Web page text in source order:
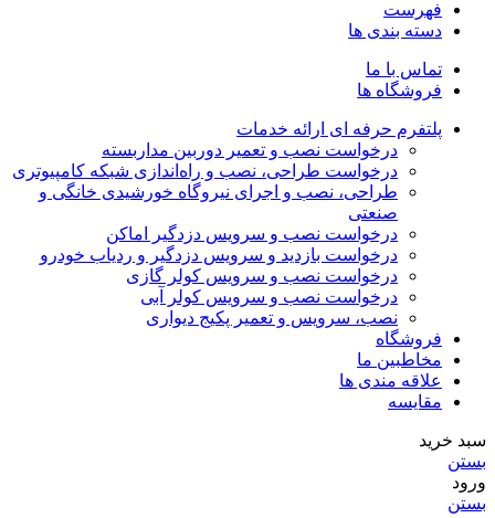
فهرست
دسته بندی ها
تماس با ما
فروشگاه ها
پلتفرم حرفه ای ارائه خدمات
درخواست نصب و تعمیر دوربین مداربسته
درخواست طراحی، نصب و راه‌اندازی شبکه کامپیوتری
طراحی، نصب و اجرای نیروگاه خورشیدی خانگی و
صنعتی
درخواست نصب و سرویس دزدگیر اماکن
درخواست بازدید و سرویس دزدگیر و ردیاب خودرو
درخواست نصب و سرویس کولر گازی
درخواست نصب و سرویس کولر آبی
نصب، سرویس و تعمیر پکیج دیواری
فروشگاه
مخاطبین ما
علاقه مندی ها
مقایسه
سبد خرید
بستن
ورود
بستن